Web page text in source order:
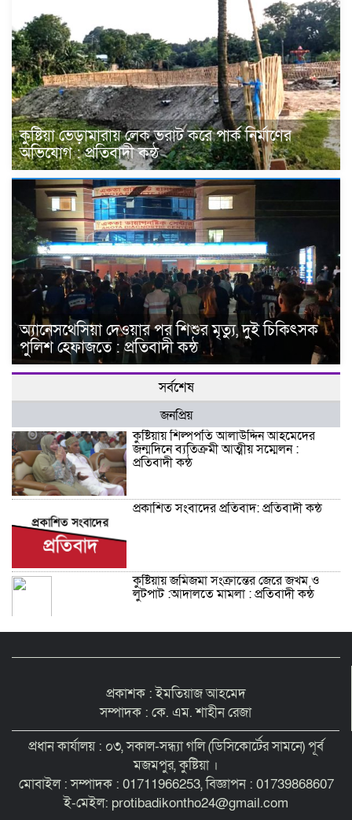
কুষ্টিয়া ভেড়ামারায় লেক ভরাট করে পার্ক নির্মাণের
অভিযোগ : প্রতিবাদী কন্ঠ
অ্যানেসথেসিয়া দেওয়ার পর শিশুর মৃত্যু, দুই চিকিৎসক
পুলিশ হেফাজতে : প্রতিবাদী কন্ঠ
সর্বশেষ
জনপ্রিয়
কুষ্টিয়ায় শিল্পপতি আলাউদ্দিন আহমেদের
জন্মদিনে ব্যতিক্রমী আত্মীয় সম্মেলন :
প্রতিবাদী কন্ঠ
প্রকাশিত সংবাদের প্রতিবাদ: প্রতিবাদী কন্ঠ
কুষ্টিয়ায় জমিজমা সংক্রান্তের জেরে জখম ও
লুটপাট :আদালতে মামলা : প্রতিবাদী কন্ঠ
প্রকাশক : ইমতিয়াজ আহমেদ
সম্পাদক : কে. এম. শাহীন রেজা
প্রধান কার্যালয় : ০৩, সকাল-সন্ধ্যা গলি (ডিসিকোর্টের সামনে) পূর্ব
মজমপুর, কুষ্টিয়া ।
মোবাইল : সম্পাদক : 01711966253, বিজ্ঞাপন : 01739868607
ই-মেইল: protibadikontho24@gmail.com